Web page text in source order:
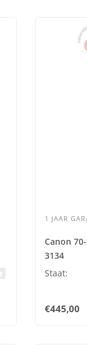
1 JAAR
Canon
3134
Staat:
€445,00